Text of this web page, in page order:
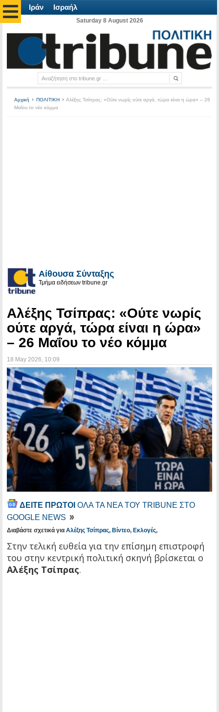
Ιράν Ισραήλ
Saturday 8 August 2026
Αρχική ΠΟΛΙΤΙΚΗ
Αλέξης Τσίπρας: «Ούτε νωρίς ούτε αργά, τώρα είναι η ώρα» – 26
Μαΐου το νέο κόμμα
Αίθουσα Σύνταξης
Τμήμα ειδήσεων tribune.gr
Αλέξης Τσίπρας: «Ούτε νωρίς
ούτε αργά, τώρα είναι η ώρα»
– 26 Μαΐου το νέο κόμμα
18 May 2026 , 10:09
ΔΕΙΤΕ ΠΡΩΤΟΙ ΟΛΑ ΤΑ ΝΕΑ ΤΟΥ TRIBUNE ΣΤΟ
GOOGLE NEWS
Διαβάστε σχετικά για Αλέξης Τσίπρας, Βίντεο, Εκλογές,
Στην τελική ευθεία για την επίσημη επιστροφή
του στην κεντρική πολιτική σκηνή βρίσκεται ο
Αλέξης Τσίπρας.